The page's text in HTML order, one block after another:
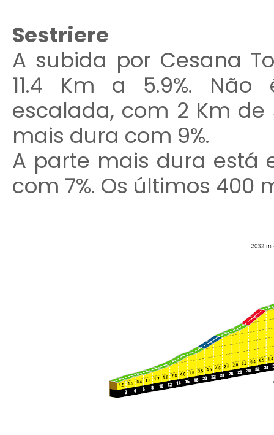
Sestriere
A subida por Cesana
11.4 Km a 5.9%.
escalada, com 2 Km
mais dura com 9%.
A parte mais dura está
com 7%. Os últimos 400